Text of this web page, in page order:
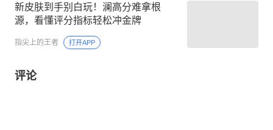
新皮肤到手别白玩！澜高分难拿根
源，看懂评分指标轻松冲金牌
指尖上的王者 打开APP
评论